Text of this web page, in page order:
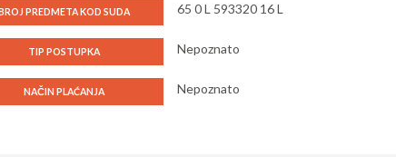
PREDMETA KOD SUDA 65 0 L 593320 16 L
TIP POSTUPKA Nepoznato
NAČIN PLAĆANJA Nepoznato